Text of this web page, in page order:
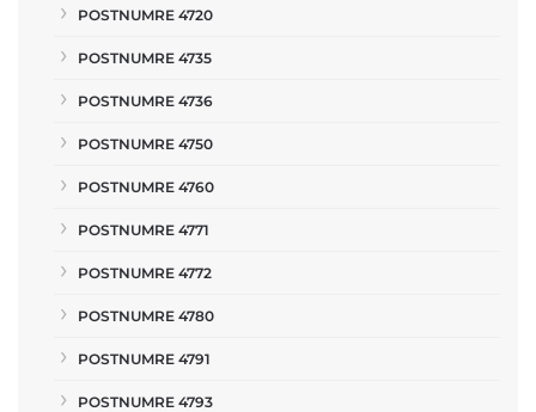
POSTNUMRE 4720
POSTNUMRE 4735
POSTNUMRE 4736
POSTNUMRE 4750
POSTNUMRE 4760
POSTNUMRE 4771
POSTNUMRE 4772
POSTNUMRE 4780
POSTNUMRE 4791
POSTNUMRE 4793